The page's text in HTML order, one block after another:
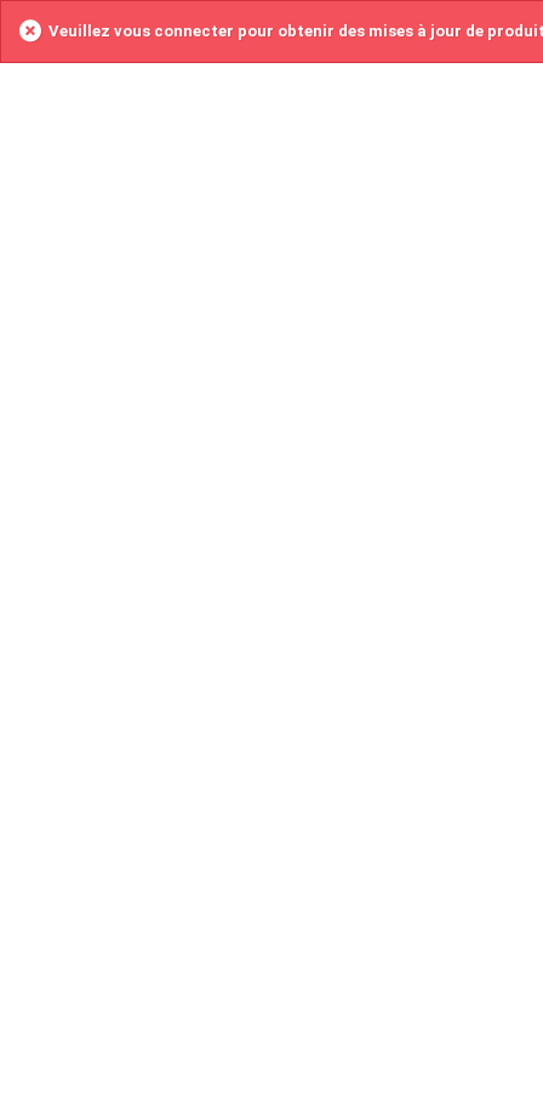
Veuillez vous connecter pour obtenir des mises à jour de